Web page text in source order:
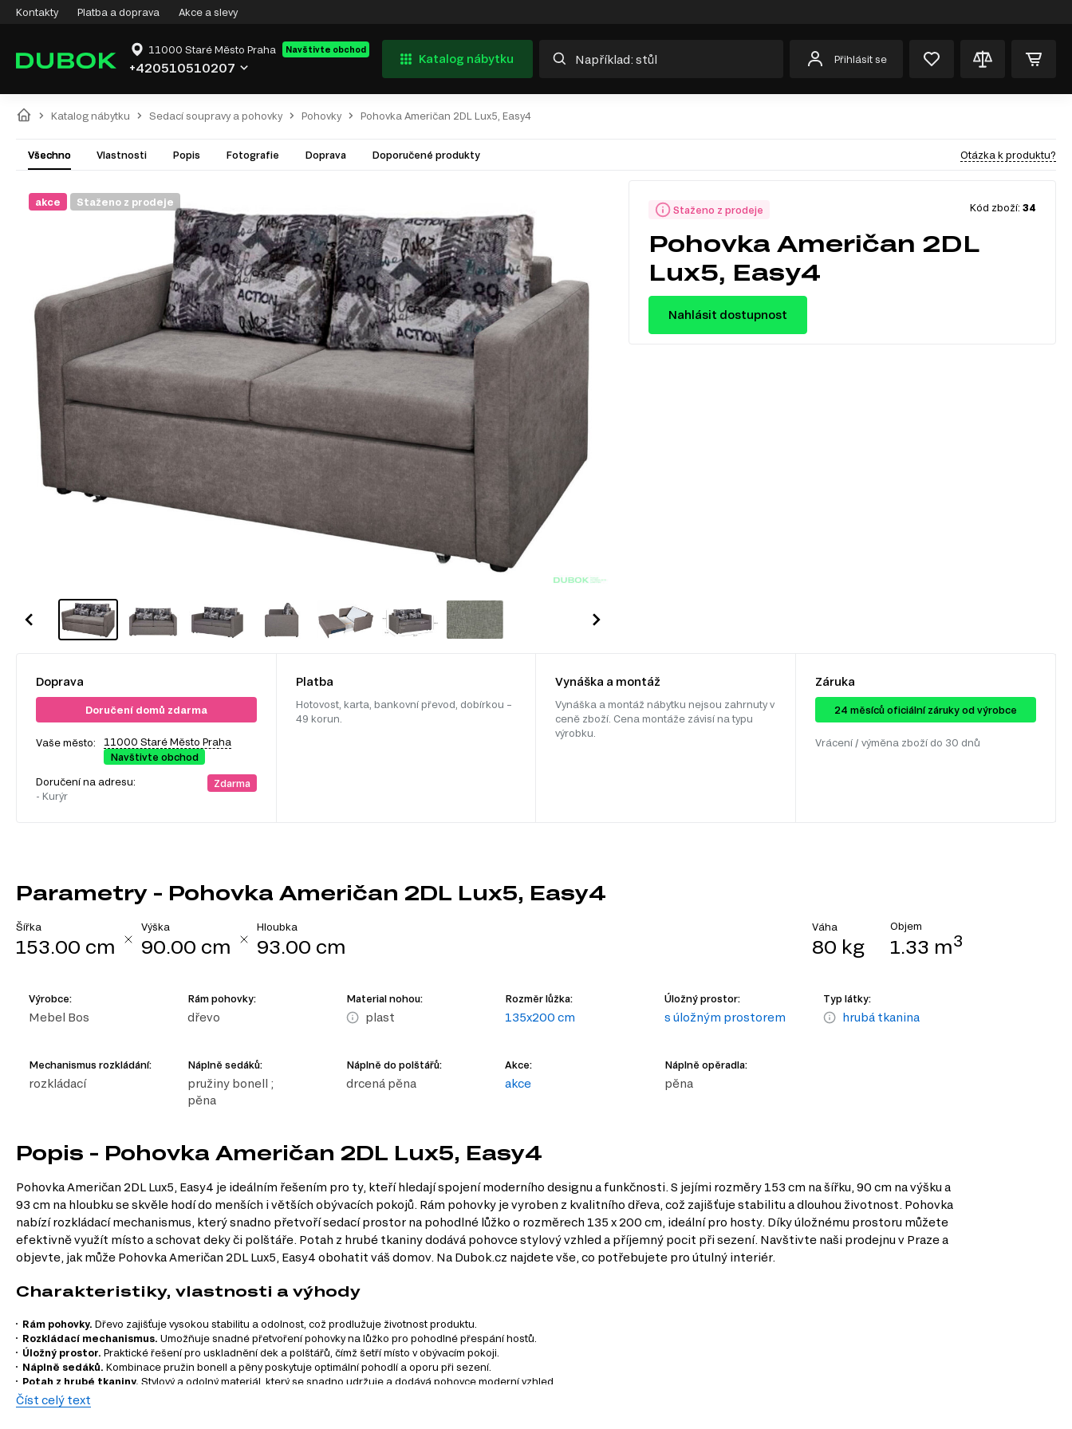
Kontakty Platba a doprava Akce a slevy
11000 Staré Město Praha Navštivte obchod
+420510510207
Katalog nábytku Přihlásit se
Katalog nábytku Sedací soupravy a pohovky Pohovky Pohovka Američan 2DL Lux5, Easy4
Všechno Vlastnosti Popis Fotografie Doprava Doporučené produkty Otázka k produktu?
akce Staženo z prodeje
Staženo z prodeje Kód zboží: 34
Pohovka Američan 2DL
Lux5, Easy4
Nahlásit dostupnost
Doprava
Doručení domů zdarma
Vaše město:
11000 Staré Město Praha
Navštivte obchod
Doručení na adresu:
- Kurýr
Zdarma
Platba
Hotovost, karta, bankovní převod, dobírkou –
49 korun.
Vynáška a montáž
Vynáška a montáž nábytku nejsou zahrnuty v
ceně zboží. Cena montáže závisí na typu
výrobku.
Záruka
24 ​​​​měsíců oficiální záruky od výrobce
Vrácení / výměna zboží do 30 dnů
Parametry - Pohovka Američan 2DL Lux5, Easy4
Šířka
153.00 cm
Výška
90.00 cm
Hloubka
93.00 cm
Váha
80 kg
Objem
1.33 m3
Výrobce:
Mebel Bos
Rám pohovky:
dřevo
Material nohou:
plast
Rozměr lůžka:
135x200 cm
Úložný prostor:
s úložným prostorem
Typ látky:
hrubá tkanina
Mechanismus rozkládání:
rozkládací
Náplně sedáků:
pružiny bonell ;
pěna
Náplně do polštářů:
drcená pěna
Akce:
akce
Náplně opěradla:
pěna
Popis - Pohovka Američan 2DL Lux5, Easy4
Pohovka Američan 2DL Lux5, Easy4 je ideálním řešením pro ty, kteří hledají spojení moderního designu a funkčnosti. S jejími rozměry 153 cm na šířku, 90 cm na výšku a
93 cm na hloubku se skvěle hodí do menších i větších obývacích pokojů. Rám pohovky je vyroben z kvalitního dřeva, což zajišťuje stabilitu a dlouhou životnost. Pohovka
nabízí rozkládací mechanismus, který snadno přetvoří sedací prostor na pohodlné lůžko o rozměrech 135 x 200 cm, ideální pro hosty. Díky úložnému prostoru můžete
efektivně využít místo a schovat deky či polštáře. Potah z hrubé tkaniny dodává pohovce stylový vzhled a příjemný pocit při sezení. Navštivte naši prodejnu v Praze a
objevte, jak může Pohovka Američan 2DL Lux5, Easy4 obohatit váš domov. Na Dubok.cz najdete vše, co potřebujete pro útulný interiér.
Charakteristiky, vlastnosti a výhody
Rám pohovky. Dřevo zajišťuje vysokou stabilitu a odolnost, což prodlužuje životnost produktu.
Rozkládací mechanismus. Umožňuje snadné přetvoření pohovky na lůžko pro pohodlné přespání hostů.
Úložný prostor. Praktické řešení pro uskladnění dek a polštářů, čímž šetří místo v obývacím pokoji.
Náplně sedáků. Kombinace pružin bonell a pěny poskytuje optimální pohodlí a oporu při sezení.
Potah z hrubé tkaniny. Stylový a odolný materiál, který se snadno udržuje a dodává pohovce moderní vzhled.
HRUBÁ TKANINA
Číst celý text